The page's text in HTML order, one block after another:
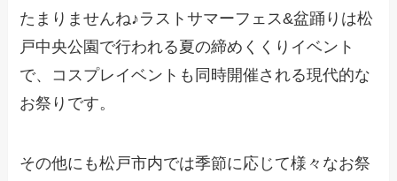
たまりませんね♪ラストサマーフェス&盆踊りは松
戸中央公園で行われる夏の締めくくりイベント
で、コスプレイベントも同時開催される現代的な
お祭りです。
その他にも松戸市内では季節に応じて様々なお祭